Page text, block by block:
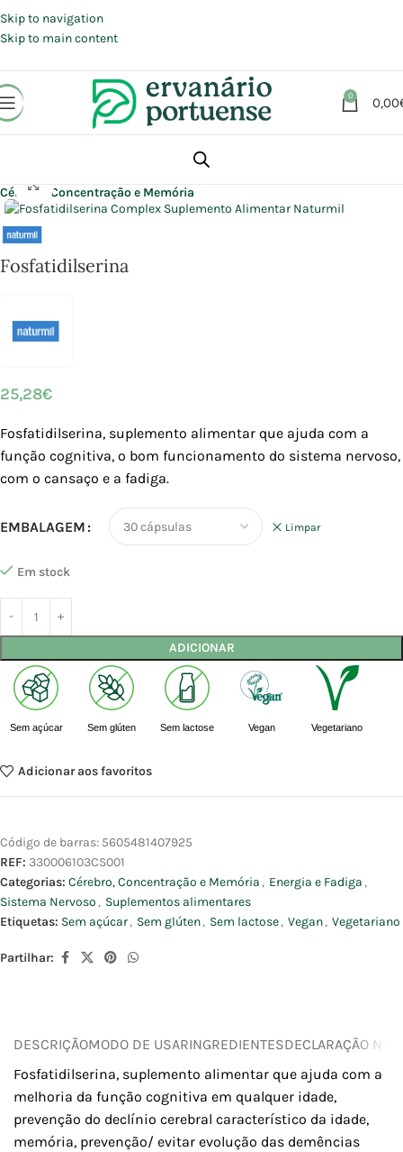
Skip to navigation
Skip to main content
0 0,00
Suplementos alimentares
Cérebro, Concentração e Memória
Click to enlarge
Fosfatidilserina
25,28€
Fosfatidilserina, suplemento alimentar que ajuda com a
função cognitiva, o bom funcionamento do sistema nervoso,
com o cansaço e a fadiga.
EMBALAGEM Limpar
Em stock
ADICIONAR
Sem açúcar Sem glúten Sem lactose Vegan Vegetariano
Adicionar aos favoritos
Código de barras: 5605481407925
REF: 330006103CS001
Categorias: Cérebro, Concentração e Memória , Energia e Fadiga ,
Sistema Nervoso , Suplementos alimentares
Etiquetas: Sem açúcar, Sem glúten, Sem lactose, Vegan, Vegetariano
Partilhar:
DESCRIÇÃOMODO DE USARINGREDIENTESDECLARAÇÃO
Fosfatidilserina, suplemento alimentar que ajuda com a
melhoria da função cognitiva em qualquer idade,
prevenção do declínio cerebral característico da idade,
memória, prevenção/ evitar evolução das demências